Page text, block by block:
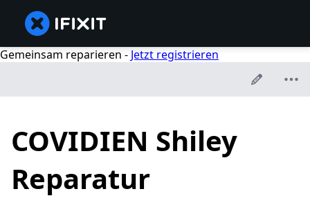
Gemeinsam reparieren - Jetzt registrieren
COVIDIEN Shiley
Reparatur